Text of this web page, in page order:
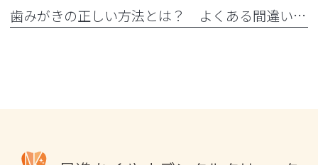
歯みがきの正しい方法とは？ よくある間違いと正しい仕方を解説